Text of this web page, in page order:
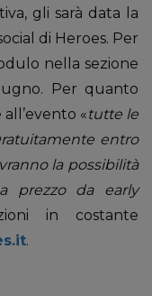
gli sarà data la
di Heroes. Per
nella sezione
Per quanto
«tutte le
entro
la possibilità
prezzo da early
in costante
.